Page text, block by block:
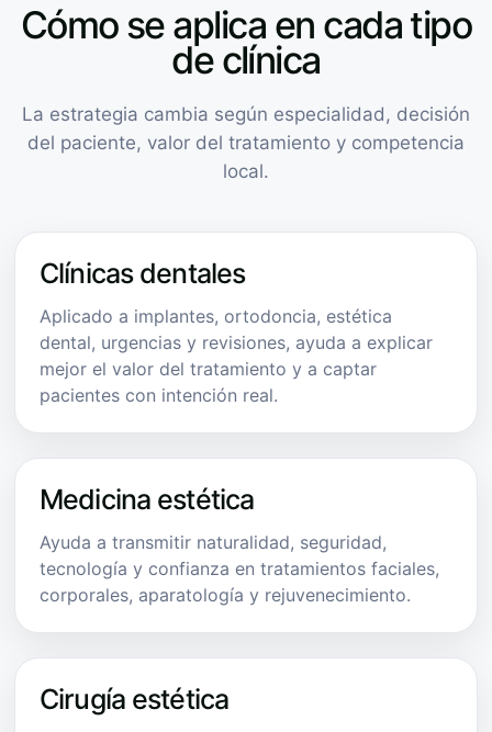
Cómo se aplica en cada tipo
de clínica
La estrategia cambia según especialidad, decisión
del paciente, valor del tratamiento y competencia
local.
Clínicas dentales
Aplicado a implantes, ortodoncia, estética
dental, urgencias y revisiones, ayuda a explicar
mejor el valor del tratamiento y a captar
pacientes con intención real.
Medicina estética
Ayuda a transmitir naturalidad, seguridad,
tecnología y confianza en tratamientos faciales,
corporales, aparatología y rejuvenecimiento.
Cirugía estética